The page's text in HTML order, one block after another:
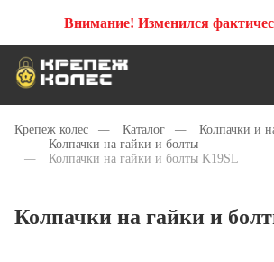
Внимание! Изменился
Крепеж колес — Каталог —
Колпачки и
—
Колпачки на гайки и болты
—
Колпачки на гайки и болты K19SL
Колпачки на гайки и